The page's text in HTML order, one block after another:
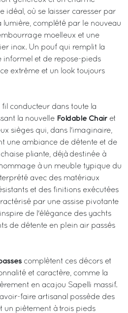
idéal, où se laisser caresser par
lumière, complété par le nouveau
moelleux et une
inox. Un pouf qui remplit la
informel et de repose-pieds
extrême et un look toujours
conducteur dans toute la
la nouvelle Foldable Chair et
sièges qui, dans l'imaginaire,
une ambiance de détente et de
pliante, déjà destinée à
à un meuble typique du
avec des matériaux
et des finitions exécutées
par une assise pivotante
de l'élégance des yachts
de détente en plein air passés
complètent ces décors et
et caractère, comme la
en acajou Sapelli massif.
faire artisanal possède des
un piètement à trois pieds